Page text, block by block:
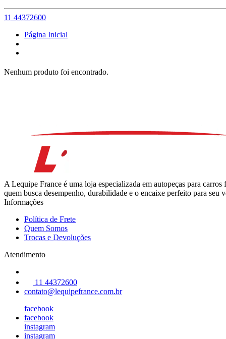
11 44372600
Página Inicial
Nenhum produto foi encontrado.
A Lequipe France é uma loja especializada em autopeças para
quem busca desempenho, durabilidade e o encaixe perfeito para seu
Informações
Política de Frete
Quem Somos
Trocas e Devoluções
Atendimento
11 44372600
contato@lequipefrance.com.br
facebook
facebook
instagram
instagram